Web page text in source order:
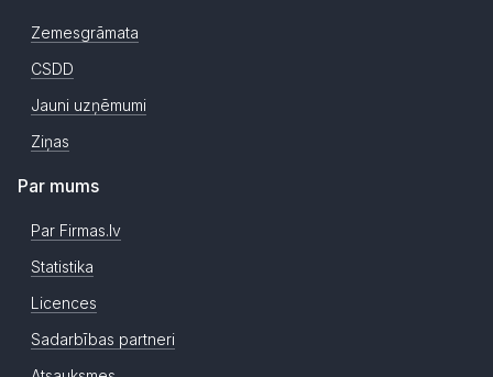
Zemesgrāmata
CSDD
Jauni uzņēmumi
Ziņas
Par mums
Par Firmas.lv
Statistika
Licences
Sadarbības partneri